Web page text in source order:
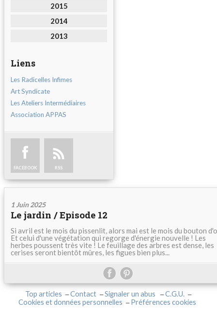
2015
2014
2013
Liens
Les Radicelles Infimes
Art Syndicate
Les Ateliers Intermédiaires
Association APPAS
FACEBOOK RSS
1 Juin 2025
Le jardin / Episode 12
Si avril est le mois du pissenlit, alors mai est le mois du bouton
Et celui d'une végétation qui regorge d'énergie nouvelle ! Les
herbes poussent très vite ! Le feuillage des arbres est dense, les
cerises seront bientôt mûres, les figues bien plus...
Top articles Contact Signaler un abus
C.G.U.
Cookies et données personnelles
Préférences cookies